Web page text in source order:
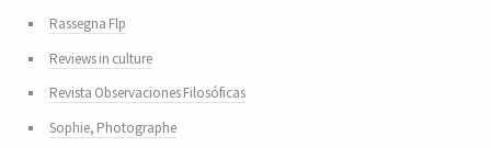
Rassegna Flp
Reviews in culture
Revista Observaciones Filosóficas
Sophie, Photographe